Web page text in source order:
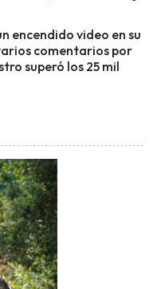
encendido video en su
comentarios por
superó los 25 mil